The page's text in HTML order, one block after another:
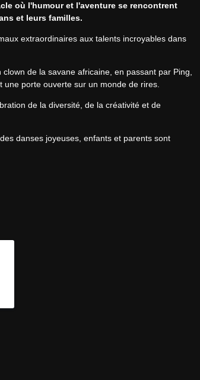
où l'humour et l'aventure se rencontrent
et leurs familles.
extraordinaires aux talents incroyables dans
de la savane africaine, en passant par Ping,
porte ouverte sur un monde de rires.
de la diversité, de la créativité et de
danses joyeuses, enfants et parents sont